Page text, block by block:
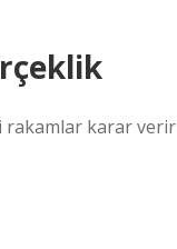
rakamlar karar verir